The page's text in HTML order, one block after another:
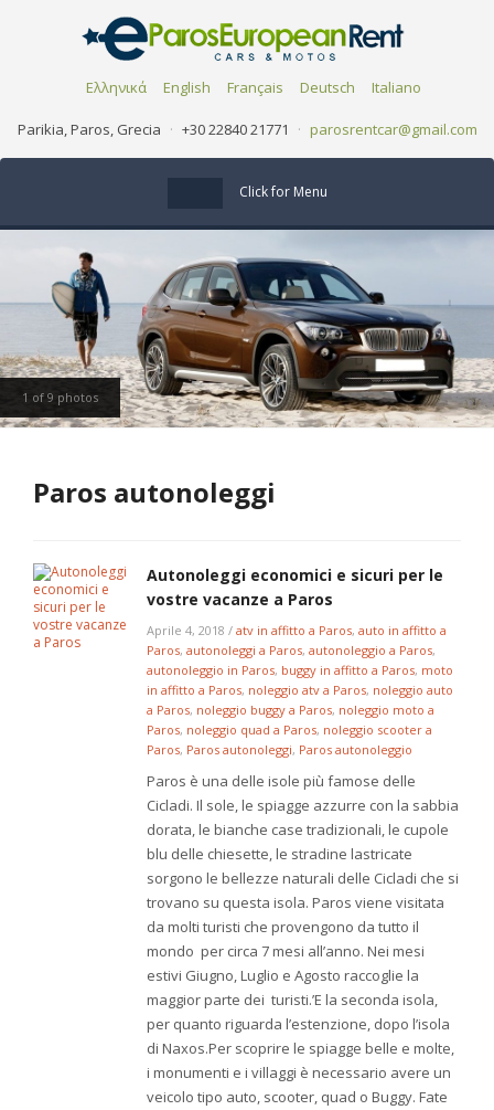
Ελληνικά English Français Deutsch Italiano
Parikia, Paros, Grecia · +30 22840 21771 · parosrentcar@gmail.com
Click for Menu
1 of 9 photos
Paros autonoleggi
Autonoleggi economici e sicuri per le
vostre vacanze a Paros
Aprile 4, 2018 /atv in affitto a Paros,auto in affitto a
Paros,autonoleggi a Paros,autonoleggio a Paros,
autonoleggio in Paros, buggy in affitto a Paros, moto
in affitto a Paros, noleggio atv a Paros, noleggio auto
a Paros, noleggio buggy a Paros, noleggio moto a
Paros, noleggio quad a Paros, noleggio scooter a
Paros, Paros autonoleggi, Paros autonoleggio
Paros è una delle isole più famose delle
Cicladi. Il sole, le spiagge azzurre con la sabbia
dorata, le bianche case tradizionali, le cupole
blu delle chiesette, le stradine lastricate
sorgono le bellezze naturali delle Cicladi che si
trovano su questa isola. Paros viene visitata
da molti turisti che provengono da tutto il
mondo per circa 7 mesi all’anno. Nei mesi
estivi Giugno, Luglio e Agosto raccoglie la
maggior parte dei turisti.’E la seconda isola,
per quanto riguarda l’estenzione, dopo l’isola
di Naxos.Per scoprire le spiagge belle e molte,
i monumenti e i villaggi è necessario avere un
veicolo tipo auto, scooter, quad o Buggy. Fate